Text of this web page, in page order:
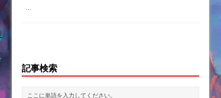
記事検索